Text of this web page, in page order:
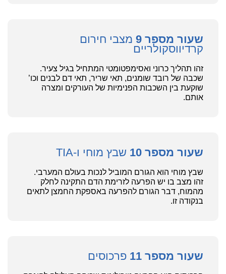
שעור מספר 9 מצבי חירום
קרדיווסקולריים
זהו תהליך כרוני ואסימפטומטי המתחיל בגיל צעיר.
שכבה של רובד שומנים, תאי שריר, תאי דם לבנים וכו’
שוקעת בין השכבות הפנימיות של העורקים ומצרה
אותם.
שעור מספר 10 שבץ מוחי ו-TIA
שבץ מוחי הוא הגורם המוביל לנכות בעולם המערבי.
זהו מצב בו יש הפרעה לזרימת הדם התקינה לחלק
מהמוח, דבר הגורם להפרעה באספקת החמצן לתאים
בנקודה זו.
שעור מספר 11 פרכוסים